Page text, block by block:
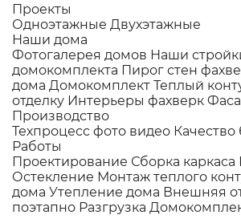
Проекты
Одноэтажные Двухэтажные
Наши дома
Фотогалерея домов Наши
домокомплекта Пирог стен
дома Домокомплект Теплый
отделку Интерьеры фахверк
Производство
Техпроцесс фото видео Качество
Работы
Проектирование Сборка каркаса
Остекление Монтаж теплого
дома Утепление дома Внешняя
поэтапно Разгрузка